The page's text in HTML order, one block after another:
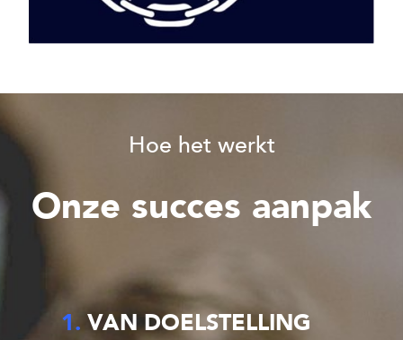
Hoe het werkt
Onze succes aanpak
1. VAN DOELSTELLING